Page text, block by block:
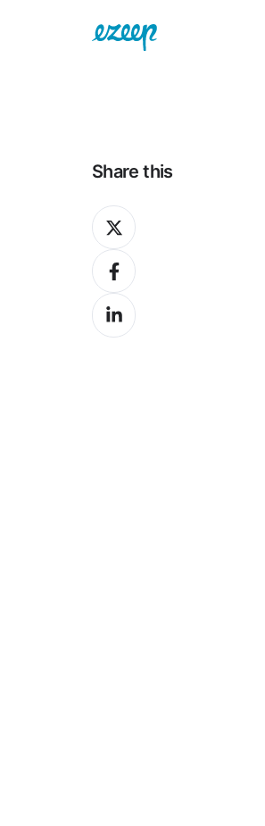
Share this
Share
on
XShare
on
Facebook
Share
on